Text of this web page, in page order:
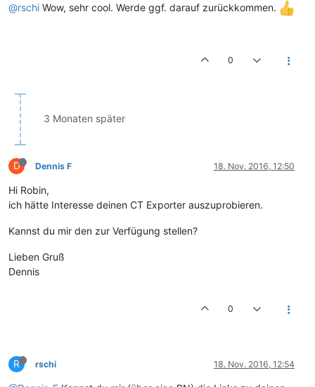
@rschi Wow, sehr cool. Werde ggf. darauf zurückkommen.
0
3 Monaten später
D Dennis F 18. Nov. 2016, 12:50
Hi Robin,
ich hätte Interesse deinen CT Exporter auszuprobieren.
Kannst du mir den zur Verfügung stellen?
Lieben Gruß
Dennis
0
R rschi 18. Nov. 2016, 12:54